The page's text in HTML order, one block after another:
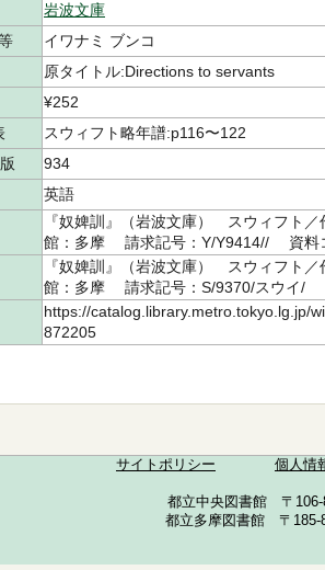
岩波文庫
イワナミ ブンコ
原タイトル:Directions to servants
¥252
スウィフト略年譜:p116〜122
934
英語
『奴婢訓』（岩波文庫） スウィフト
館：多摩 請求記号：Y/Y9414// 資料
『奴婢訓』（岩波文庫） スウィフト
館：多摩 請求記号：S/9370/スウイ/
https://catalog.library.metro.tokyo.lg.jp/
872205
サイトポリシー 個人情
都立中央図書館 〒
都立多摩図書館 〒185-